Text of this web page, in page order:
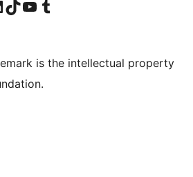
megtekintése
account
LinkedIn account
Visit our TikTok account
Visit our YouTube channel
Visit our Tumblr account
is the intellectual property